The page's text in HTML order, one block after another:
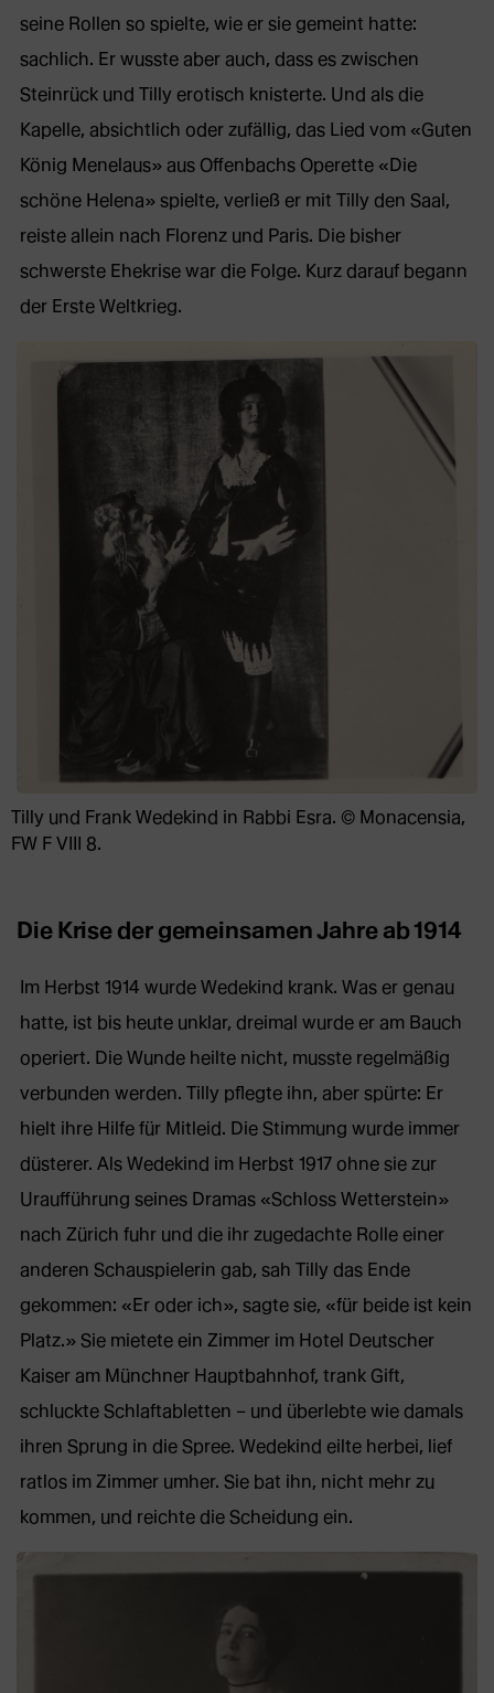
seine Rollen so spielte, wie er sie gemeint hatte:
sachlich. Er wusste aber auch, dass es zwischen
Steinrück und Tilly erotisch knisterte. Und als die
Kapelle, absichtlich oder zufällig, das Lied vom «Guten
König Menelaus» aus Offenbachs Operette «Die
schöne Helena» spielte, verließ er mit Tilly den Saal,
reiste allein nach Florenz und Paris. Die bisher
schwerste Ehekrise war die Folge. Kurz darauf begann
der Erste Weltkrieg.
Tilly und Frank Wedekind in Rabbi Esra. © Monacensia,
FW F VIII 8.
Die Krise der gemeinsamen Jahre ab 1914
Im Herbst 1914 wurde Wedekind krank. Was er genau
hatte, ist bis heute unklar, dreimal wurde er am Bauch
operiert. Die Wunde heilte nicht, musste regelmäßig
verbunden werden. Tilly pflegte ihn, aber spürte: Er
hielt ihre Hilfe für Mitleid. Die Stimmung wurde immer
düsterer. Als Wedekind im Herbst 1917 ohne sie zur
Uraufführung seines Dramas «Schloss Wetterstein»
nach Zürich fuhr und die ihr zugedachte Rolle einer
anderen Schauspielerin gab, sah Tilly das Ende
gekommen: «Er oder ich», sagte sie, «für beide ist kein
Platz.» Sie mietete ein Zimmer im Hotel Deutscher
Kaiser am Münchner Hauptbahnhof, trank Gift,
schluckte Schlaftabletten – und überlebte wie damals
ihren Sprung in die Spree. Wedekind eilte herbei, lief
ratlos im Zimmer umher. Sie bat ihn, nicht mehr zu
kommen, und reichte die Scheidung ein.